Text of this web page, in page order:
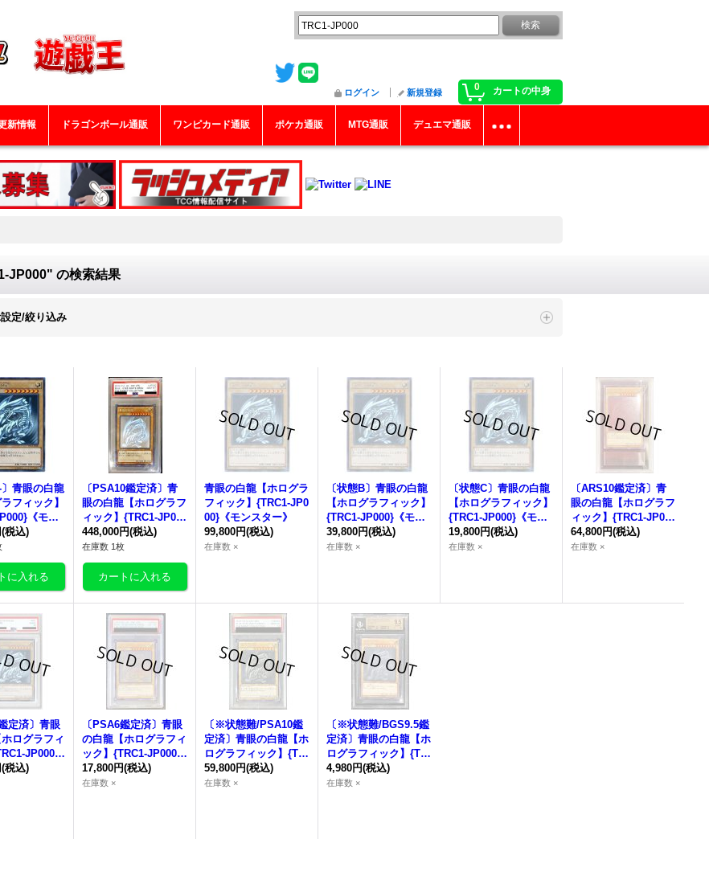
0 カートの中身
ログイン 新規登録
新情報 ドラゴンボール通販 ワンピカード通販 ポケカ通販 MTG通販 デュエマ通販
JP000" の検索結果
定/絞り込み
〕青眼の白龍
ラフィック】
}《モン
(税込)
〔PSA10鑑定済〕青
眼の白龍【ホログラフ
ィック】{TRC1-JP000
}《モンスター》
448,000円(税込)
在庫数 1枚
青眼の白龍【ホログラ
フィック】{TRC1-JP0
00}《モンスター》
99,800円(税込)
在庫数 ×
〔状態B〕青眼の白龍
【ホログラフィック】
{TRC1-JP000}《モン
スター》
39,800円(税込)
在庫数 ×
〔状態C〕青眼の白龍
【ホログラフィック】
{TRC1-JP000}《モン
スター》
19,800円(税込)
在庫数 ×
〔ARS10鑑定済〕青
眼の白龍【ホログラフ
ィック】{TRC1-JP000
}《モンスター》
64,800円(税込)
在庫数 ×
定済〕青眼
ログラフィ
JP000}
ー》
(税込)
〔PSA6鑑定済〕青眼
の白龍【ホログラフィ
ック】{TRC1-JP000}
《モンスター》
17,800円(税込)
在庫数 ×
〔※状態難/PSA10鑑
定済〕青眼の白龍【ホ
ログラフィック】{TR
C1-JP000}《モンスタ
ー》
59,800円(税込)
在庫数 ×
〔※状態難/BGS9.5鑑
定済〕青眼の白龍【ホ
ログラフィック】{TR
C1-JP000}《モンスタ
ー》
4,980円(税込)
在庫数 ×